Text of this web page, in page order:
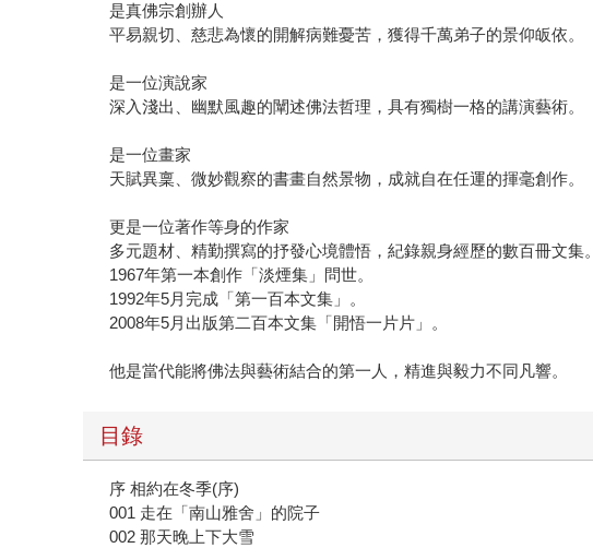
是真佛宗創辦人
平易親切、慈悲為懷的開解病難憂苦，獲得千萬弟子的景仰皈依。
是一位演說家
深入淺出、幽默風趣的闡述佛法哲理，具有獨樹一格的講演藝術。
是一位畫家
天賦異稟、微妙觀察的書畫自然景物，成就自在任運的揮毫創作。
更是一位著作等身的作家
多元題材、精勤撰寫的抒發心境體悟，紀錄親身經歷的數百冊文集。
1967年第一本創作「淡煙集」問世。
1992年5月完成「第一百本文集」。
2008年5月出版第二百本文集「開悟一片片」。
他是當代能將佛法與藝術結合的第一人，精進與毅力不同凡響。
目錄
序 相約在冬季(序)
001 走在「南山雅舍」的院子
002 那天晚上下大雪